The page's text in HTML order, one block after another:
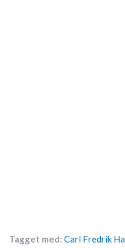
Tagget med: Carl Fredrik